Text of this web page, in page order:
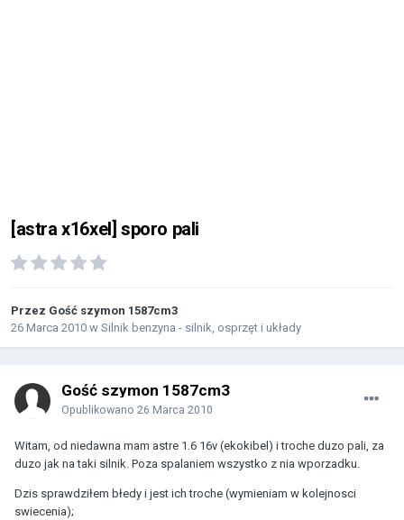
[astra x16xel] sporo pali
Przez Gość szymon 1587cm3
26 Marca 2010 w Silnik benzyna - silnik, osprzęt i układy
Gość szymon 1587cm3
Opublikowano 26 Marca 2010
Witam, od niedawna mam astre 1.6 16v (ekokibel) i troche duzo pali, za
duzo jak na taki silnik. Poza spalaniem wszystko z nia wporzadku.
Dzis sprawdziłem błedy i jest ich troche (wymieniam w kolejnosci
swiecenia);